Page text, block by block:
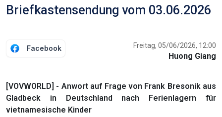
Briefkastensendung vom 03.06.2026
Facebook Freitag, 05/06/2026, 12:00
Huong Giang
[VOVWORLD] - Anwort auf Frage von Frank Bresonik aus
Gladbeck in Deutschland nach Ferienlagern für
vietnamesische Kinder